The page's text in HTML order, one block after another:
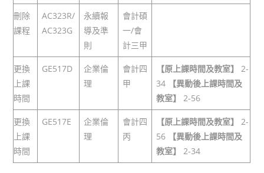
刪除
課程
AC323R/
AC323G
永續報
導及準
則
會計碩
一/會
計三甲
更換
上課
時間
GE517D
企業倫
理
會計四
甲
【原上課時間及教室】
2-
34
【異動後上課時間及
教室】
2-56
更換
上課
時間
GE517E
企業倫
理
會計四
丙
【原上課時間及教室】
2-
56
【異動後上課時間及
教室】
2-34